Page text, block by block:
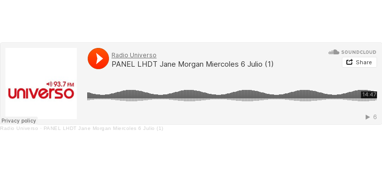
Radio Universo · PANEL LHDT Jane Morgan Miercoles 6 Julio (1)